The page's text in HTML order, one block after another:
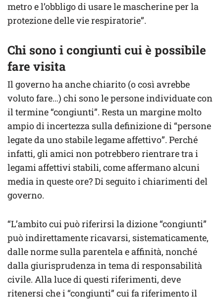
metro e l’obbligo di usare le mascherine per la
protezione delle vie respiratorie”.
Chi sono i congiunti cui è possibile
fare visita
Il governo ha anche chiarito (o così avrebbe
voluto fare…) chi sono le persone individuate con
il termine “congiunti”. Resta un margine molto
ampio di incertezza sulla definizione di “persone
legate da uno stabile legame affettivo”. Perché
infatti, gli amici non potrebbero rientrare tra i
legami affettivi stabili, come affermano alcuni
media in queste ore? Di seguito i chiarimenti del
governo.
“L’ambito cui può riferirsi la dizione “congiunti”
può indirettamente ricavarsi, sistematicamente,
dalle norme sulla parentela e affinità, nonché
dalla giurisprudenza in tema di responsabilità
civile. Alla luce di questi riferimenti, deve
ritenersi che i “congiunti” cui fa riferimento il